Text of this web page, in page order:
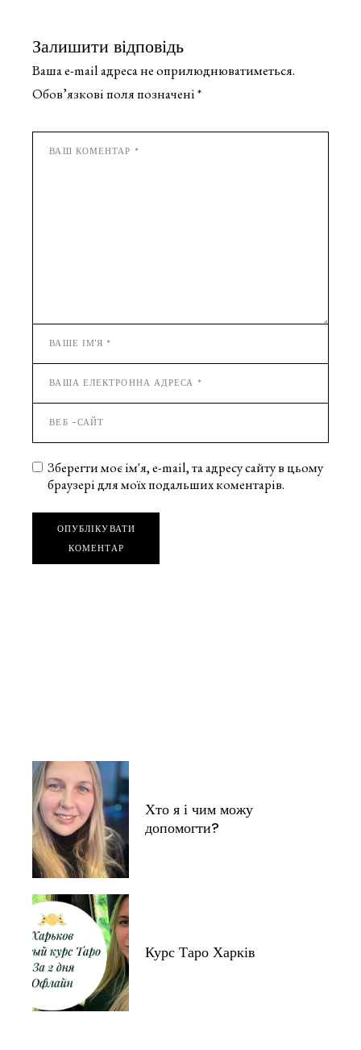
Залишити відповідь
Ваша e-mail адреса не оприлюднюватиметься.
Обов’язкові поля позначені*
Зберегти моє ім'я, e-mail, та адресу сайту в цьому
браузері для моїх подальших коментарів.
ОПУБЛІКУВАТИ
КОМЕНТАР
Хто я і чим можу
допомогти?
Курс Таро Харків